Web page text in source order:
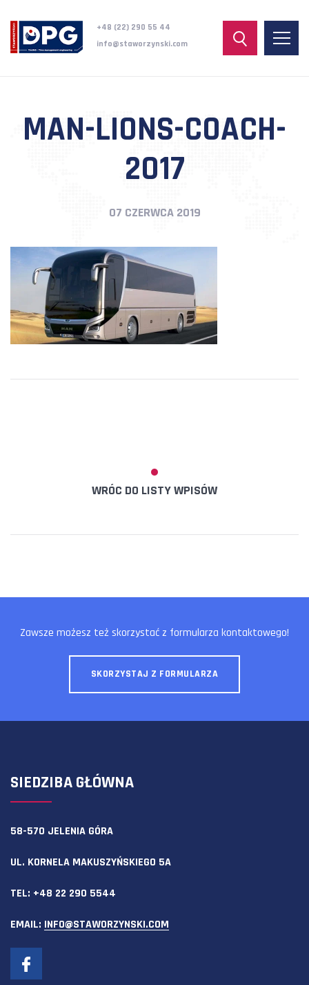
+48 (22) 290 55 44
info@staworzynski.com
MAN-LIONS-COACH-
2017
07 CZERWCA 2019
WRÓC DO LISTY WPISÓW
Zawsze możesz też skorzystać z formularza kontaktowego!
SKORZYSTAJ Z FORMULARZA
SIEDZIBA GŁÓWNA
58-570 JELENIA GÓRA
UL. KORNELA MAKUSZYŃSKIEGO 5A
TEL: +48 22 290 5544
EMAIL: INFO@STAWORZYNSKI.COM